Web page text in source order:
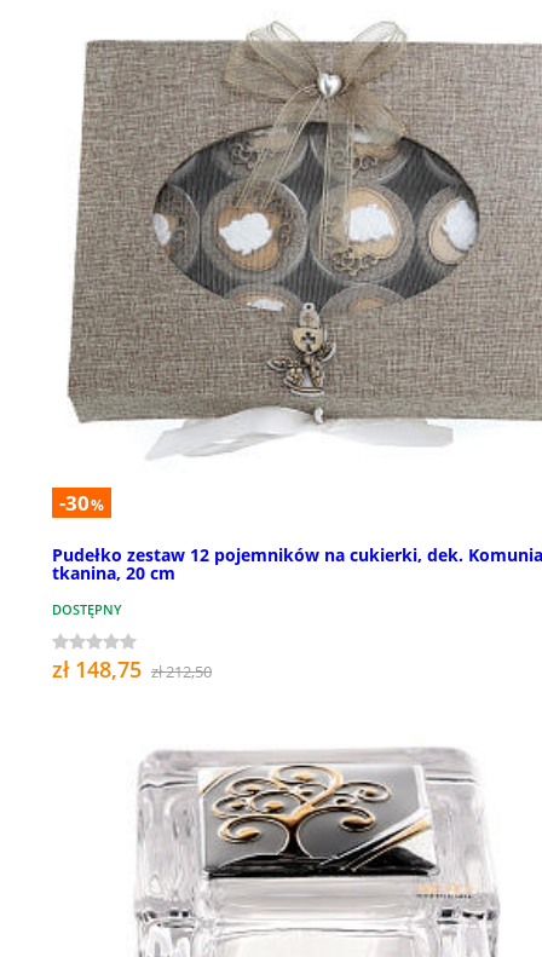
-30%
Pudełko zestaw 12 pojemników na cukierki, dek.
tkanina, 20 cm
DOSTĘPNY
zł 148,75 zł 212,50